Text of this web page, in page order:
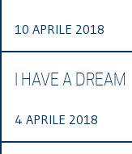
10 APRILE 2018
I HAVE A DREAM
4 APRILE 2018